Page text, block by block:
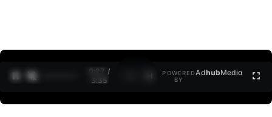
0:27 /
3:35
POWERED
BY
AdhubMedia